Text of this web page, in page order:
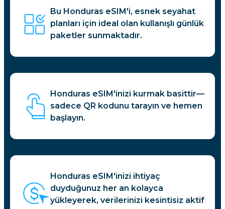
Bu Honduras eSIM'i, esnek seyahat
planları için ideal olan kullanışlı günlük
paketler sunmaktadır.
Honduras eSIM'inizi kurmak basittir—
sadece QR kodunu tarayın ve hemen
başlayın.
Honduras eSIM'inizi ihtiyaç
duyduğunuz her an kolayca
yükleyerek, verilerinizi kesintisiz aktif